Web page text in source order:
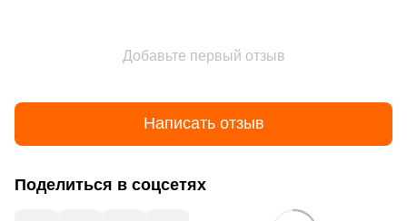
Добавьте первый отзыв
Написать отзыв
Поделиться в соцсетях